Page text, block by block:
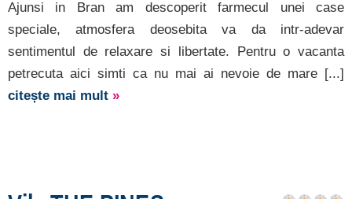
Ajunsi in Bran am descoperit farmecul unei case
speciale, atmosfera deosebita va da intr-adevar
sentimentul de relaxare si libertate. Pentru o vacanta
petrecuta aici simti ca nu mai ai nevoie de mare [...]
citește mai mult »
Ce pot vizita în Bran? »